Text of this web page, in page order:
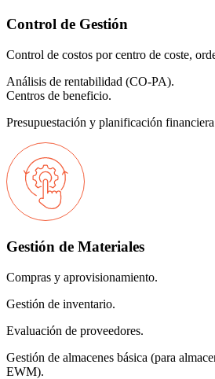
Control de Gestión
Control de costos por centro de coste,
Análisis de rentabilidad (CO-PA).
Centros de beneficio.
Presupuestación y planificación
Gestión de Materiales
Compras y aprovisionamiento.
Gestión de inventario.
Evaluación de proveedores.
Gestión de almacenes básica (para
EWM).